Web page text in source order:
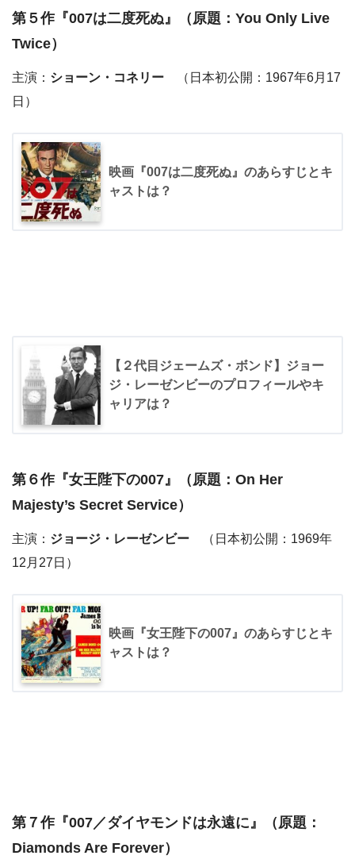
第５作『007は二度死ぬ 』（原題：You Only Live
Twice）
主演： ショーン・コネリー （日本初公開：1967年6月17
日）
映画『007は二度死ぬ』のあらすじとキ
ャストは？
【２代目ジェームズ・ボンド】ジョー
ジ・レーゼンビーのプロフィールやキ
ャリアは？
第６作『女王陛下の007 』（原題：On Her
Majesty’s Secret Service）
主演： ジョージ・レーゼンビー （日本初公開：1969年
12月27日）
映画『女王陛下の007』のあらすじとキ
ャストは？
第７作『007／ダイヤモンドは永遠に』（原題：
Diamonds Are Forever）